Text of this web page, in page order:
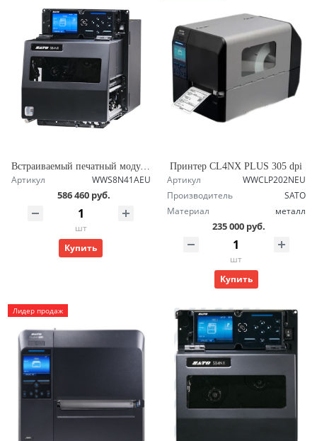
Встраиваемый печатный модуль SATO S86NX TT LH 203 dpi
Артикул WWS8N41AEU
586 460 руб.
шт
Купить
Принтер CL4NX PLUS 305 dpi
Артикул
WWCLP202NEU
Производитель
SATO
Материал
металл
235 000 руб.
шт
Купить
Лидер продаж